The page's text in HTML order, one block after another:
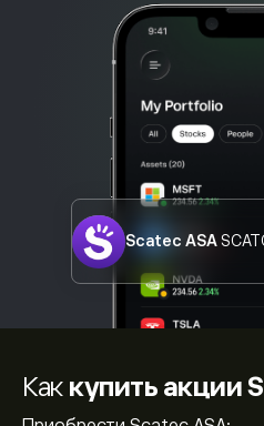
Scatec ASA
Как купить акции